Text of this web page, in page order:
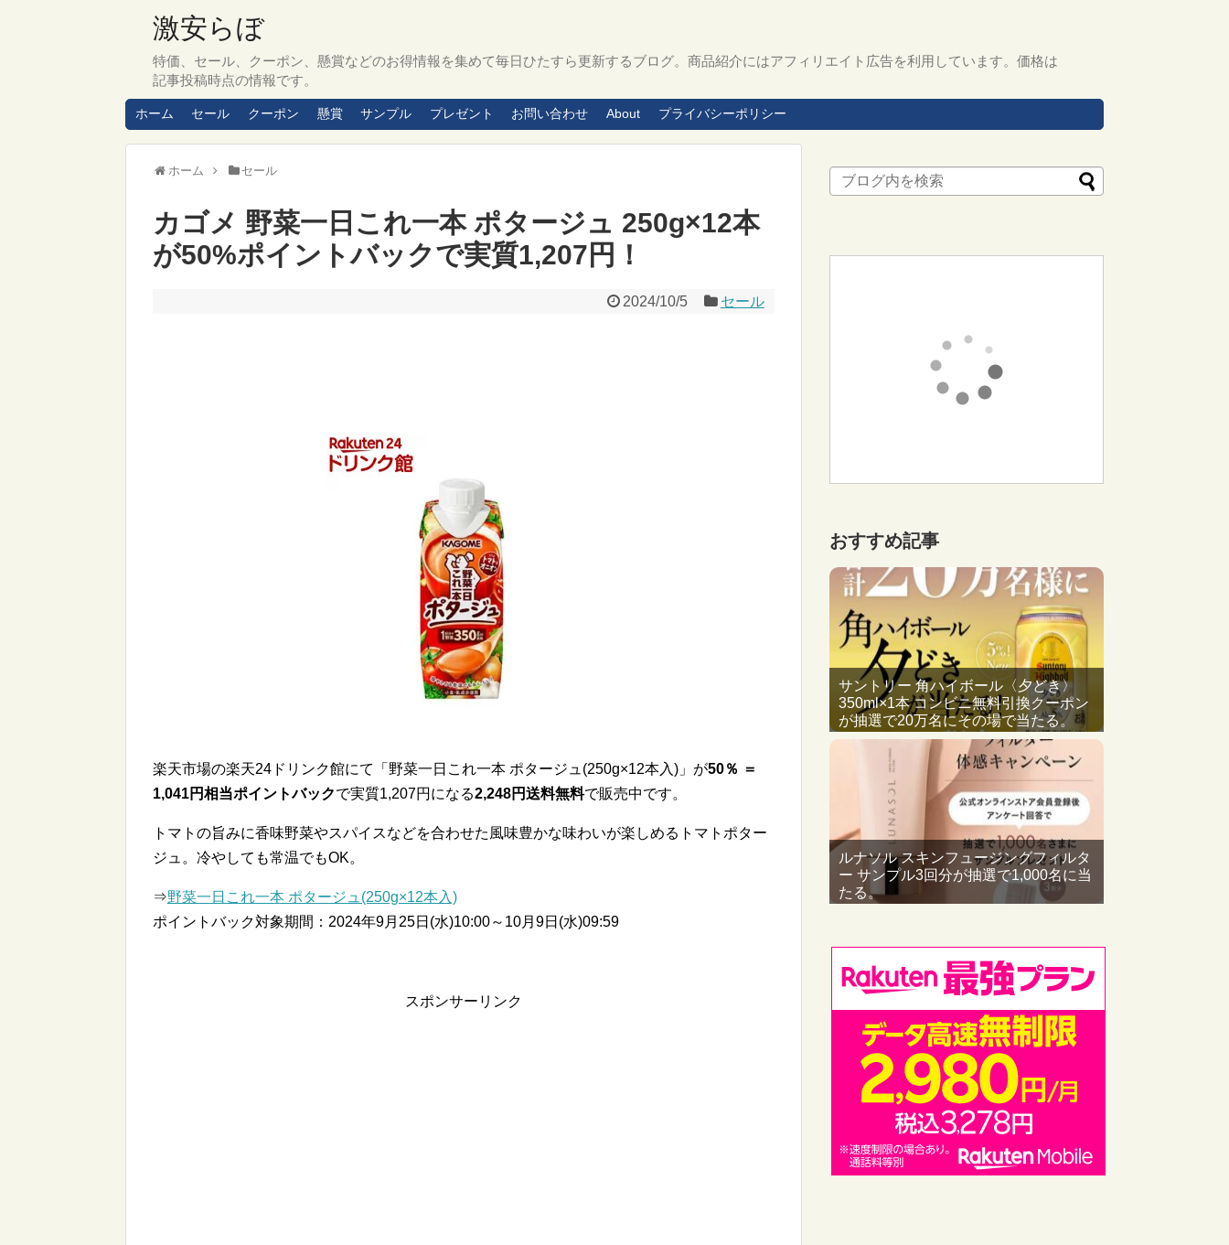
激安らぼ
特価、セール、クーポン、懸賞などのお得情報を集めて毎日ひたすら更新するブログ。商品紹介にはアフィリエイト広告を利用しています。価格は
記事投稿時点の情報です。
ホーム セール クーポン 懸賞 サンプル プレゼント お問い合わせ About プライバシーポリシー
ホーム セール
カゴメ 野菜一日これ一本 ポタージュ 250g×12本
が50%ポイントバックで実質1,207円！
2024/10/5 セール
楽天市場の楽天24ドリンク館にて「野菜一日これ一本 ポタージュ(250g×12本入)」が50％ ＝
1,041円相当ポイントバックで実質1,207円になる2,248円送料無料で販売中です。
トマトの旨みに香味野菜やスパイスなどを合わせた風味豊かな味わいが楽しめるトマトポター
ジュ。冷やしても常温でもOK。
⇒野菜一日これ一本 ポタージュ(250g×12本入)
ポイントバック対象期間：2024年9月25日(水)10:00～10月9日(水)09:59
スポンサーリンク
おすすめ記事
サントリー 角ハイボール〈夕どき〉
350ml×1本 コンビニ無料引換クーポン
が抽選で20万名にその場で当たる。
ルナソル スキンフュージングフィルタ
ー サンプル3回分が抽選で1,000名に当
たる。